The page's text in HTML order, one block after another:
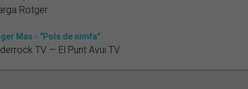
Rotger
Mas - "Pols de nimfa"
TV — El Punt Avui TV